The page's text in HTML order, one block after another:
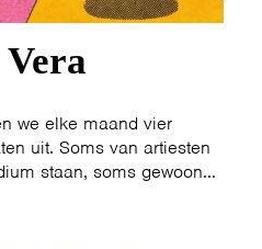
we elke maand vier
uit. Soms van artiesten
staan, soms gewoon...